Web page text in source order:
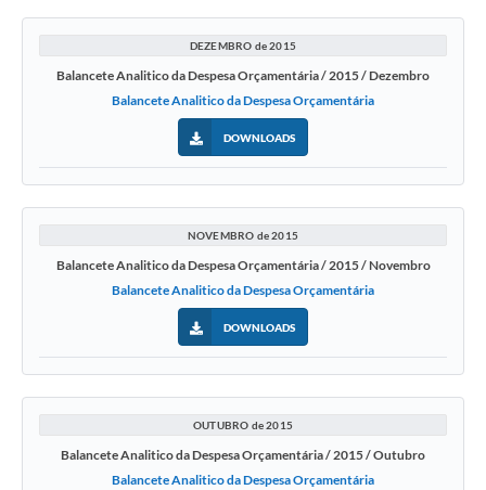
DEZEMBRO de 2015
Balancete Analitico da Despesa Orçamentária / 2015 / Dezembro
Balancete Analitico da Despesa Orçamentária
DOWNLOADS
NOVEMBRO de 2015
Balancete Analitico da Despesa Orçamentária / 2015 / Novembro
Balancete Analitico da Despesa Orçamentária
DOWNLOADS
OUTUBRO de 2015
Balancete Analitico da Despesa Orçamentária / 2015 / Outubro
Balancete Analitico da Despesa Orçamentária